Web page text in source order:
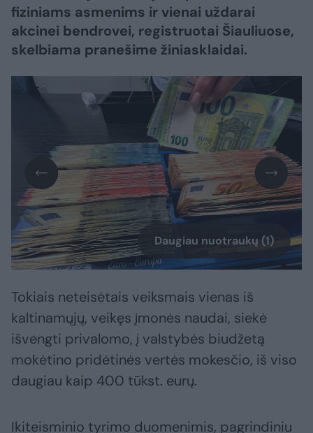
fiziniams asmenims ir vienai uždarai
akcinei bendrovei, registruotai Šiauliuose,
skelbiama pranešime žiniasklaidai.
Daugiau nuotraukų (1)
Tokiais neteisėtais veiksmais vienas iš
kaltinamųjų, veikęs įmonės naudai, siekė
išvengti privalomo, į valstybės biudžetą
mokėtino pridėtinės vertės mokesčio, iš viso
daugiau kaip 400 tūkst. eurų.
Ikiteisminio tyrimo duomenimis, pagrindiniu